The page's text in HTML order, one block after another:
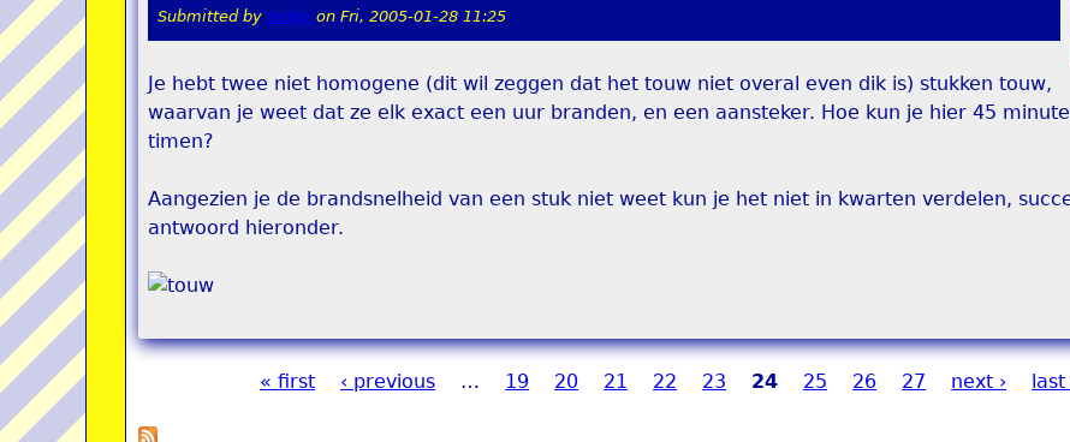
Submitted by teddy on Fri, 2005-01-28 11:25
Je hebt twee niet homogene (dit wil zeggen dat het touw niet overal even dik is) stukken touw,
waarvan je weet dat ze elk exact een uur branden, en een aansteker. Hoe kun je hier 45
timen?
Aangezien je de brandsnelheid van een stuk niet weet kun je het niet in kwarten verdelen,
antwoord hieronder.
« first ‹ previous … 19 20 21 22 23 24 25 26 27 next ›